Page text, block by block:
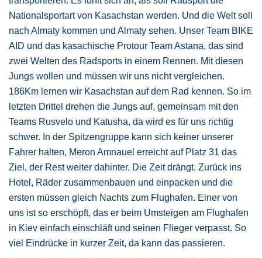
Nationalsportart von Kasachstan werden. Und die Welt soll
nach Almaty kommen und Almaty sehen. Unser Team BIKE
AID und das kasachische Protour Team Astana, das sind
zwei Welten des Radsports in einem Rennen. Mit diesen
Jungs wollen und müssen wir uns nicht vergleichen.
186Km lernen wir Kasachstan auf dem Rad kennen. So im
letzten Drittel drehen die Jungs auf, gemeinsam mit den
Teams Rusvelo und Katusha, da wird es für uns richtig
schwer. In der Spitzengruppe kann sich keiner unserer
Fahrer halten, Meron Amnauel erreicht auf Platz 31 das
Ziel, der Rest weiter dahinter. Die Zeit drängt. Zurück ins
Hotel, Räder zusammenbauen und einpacken und die
ersten müssen gleich Nachts zum Flughafen. Einer von
uns ist so erschöpft, das er beim Umsteigen am Flughafen
in Kiev einfach einschläft und seinen Flieger verpasst. So
viel Eindrücke in kurzer Zeit, da kann das passieren.